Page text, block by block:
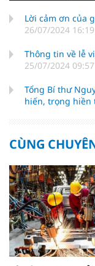
Lời cảm ơn của
26/07/2024 16:19
Thông tin về lễ
25/07/2024 09:57
Tổng Bí thư
hiến, trọng hiền
CÙNG